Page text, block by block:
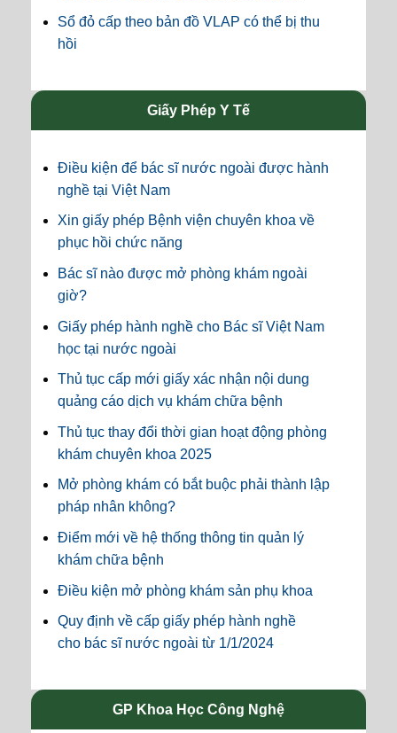
Sổ đỏ cấp theo bản đồ VLAP có thể bị thu
hồi
Giấy Phép Y Tế
Điều kiện để bác sĩ nước ngoài được hành
nghề tại Việt Nam
Xin giấy phép Bệnh viện chuyên khoa về
phục hồi chức năng
Bác sĩ nào được mở phòng khám ngoài
giờ?
Giấy phép hành nghề cho Bác sĩ Việt Nam
học tại nước ngoài
Thủ tục cấp mới giấy xác nhận nội dung
quảng cáo dịch vụ khám chữa bệnh
Thủ tục thay đổi thời gian hoạt động phòng
khám chuyên khoa 2025
Mở phòng khám có bắt buộc phải thành lập
pháp nhân không?
Điểm mới về hệ thống thông tin quản lý
khám chữa bệnh
Điều kiện mở phòng khám sản phụ khoa
Quy định về cấp giấy phép hành nghề
cho bác sĩ nước ngoài từ 1/1/2024
GP Khoa Học Công Nghệ